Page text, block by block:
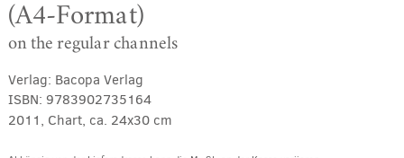
(A4-Format)
on the regular channels
Verlag: Bacopa Verlag
ISBN: 9783902735164
2011, Chart, ca. 24x30 cm